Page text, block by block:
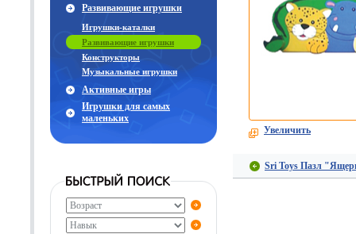
Развивающие игрушки
Игрушки-каталки
Развивающие игрушки
Конструкторы
Музыкальные игрушки
Активные игры
Игрушки для самых
маленьких
Увеличить
Sri Toys Пазл